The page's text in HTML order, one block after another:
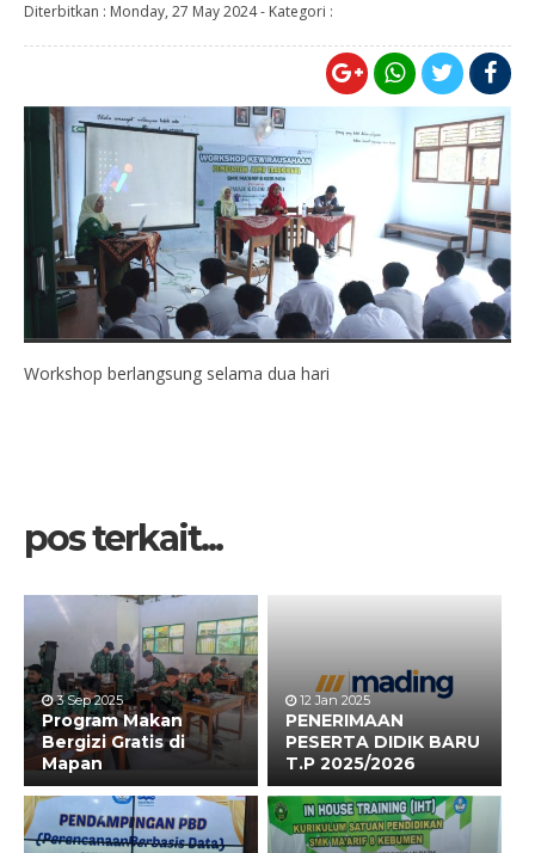
Diterbitkan : Monday, 27 May 2024- Kategori :
Workshop berlangsung selama dua hari
pos terkait...
3 Sep 2025
Program Makan
Bergizi Gratis di
Mapan
12 Jan 2025
PENERIMAAN
PESERTA DIDIK BARU
T.P 2025/2026